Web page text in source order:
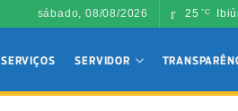
sábado, 08/08/2026 25 °C
SERVIÇOS SERVIDOR